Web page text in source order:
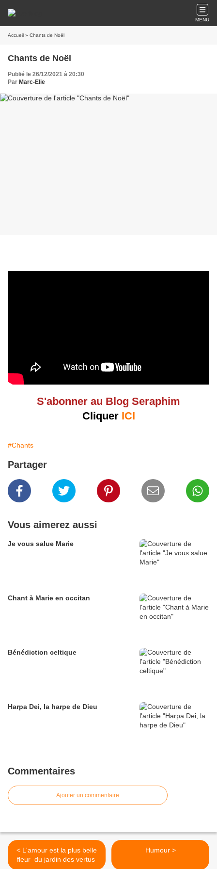
MENU
Accueil » Chants de Noël
Chants de Noël
Publié le 26/12/2021 à 20:30
Par Marc-Elie
S'abonner au Blog Seraphim
Cliquer ICI
#Chants
Partager
Vous aimerez aussi
Je vous salue Marie
Chant à Marie en occitan
Bénédiction celtique
Harpa Dei, la harpe de Dieu
Commentaires
Ajouter un commentaire
< L'amour est la plus belle
fleur du jardin des vertus
Humour >